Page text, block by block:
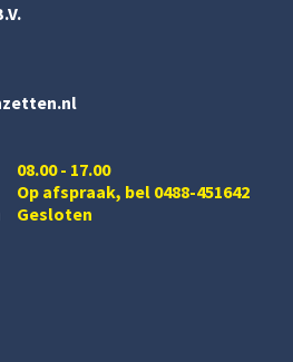
08.00 - 17.00
Op afspraak, bel 0488-451642
Gesloten